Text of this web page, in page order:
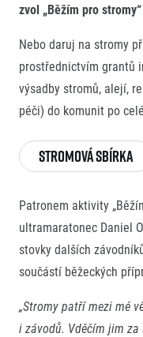
Informace o webu
Všeobecné smluvní
Informace o cookies
Podmínky GDPR
zvol „Běžím pro
Nebo daruj na stromy
prostřednictvím grantů
výsadby stromů, alejí,
péči) do komunit po
Stromová sbírka
Patronem aktivity
ultramaratonec Daniel
stovky dalších
součástí běžeckých
„Stromy patří mezi mé
i závodů. Vděčím jim